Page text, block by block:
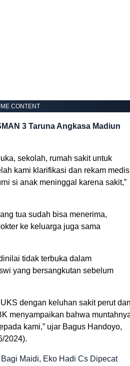
CONTENT
3 Taruna Angkasa Madiun
sekolah, rumah sakit untuk
kami klarifikasi dan rekam medis
si anak meninggal karena sakit,”
tua sudah bisa menerima,
ke keluarga juga sama
tidak terbuka dalam
yang bersangkutan sebelum
dengan keluhan sakit perut dan
menyampaikan bahwa
kami,” ujar Bagus Handoyo,
2024).
Maidi, Eko Hadi Cs Dipecat